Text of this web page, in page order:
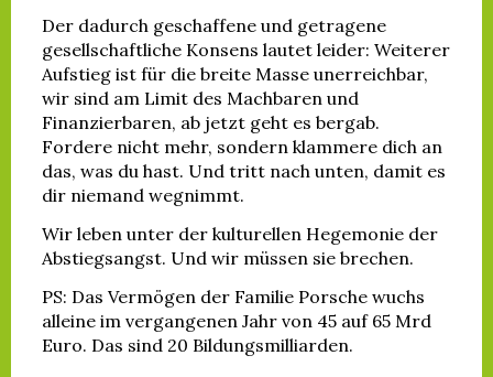
Der dadurch geschaffene und getragene
gesellschaftliche Konsens lautet leider: Weiterer
Aufstieg ist für die breite Masse unerreichbar,
wir sind am Limit des Machbaren und
Finanzierbaren, ab jetzt geht es bergab.
Fordere nicht mehr, sondern klammere dich an
das, was du hast. Und tritt nach unten, damit es
dir niemand wegnimmt.
Wir leben unter der kulturellen Hegemonie der
Abstiegsangst. Und wir müssen sie brechen.
PS: Das Vermögen der Familie Porsche wuchs
alleine im vergangenen Jahr von 45 auf 65 Mrd
Euro. Das sind 20 Bildungsmilliarden.